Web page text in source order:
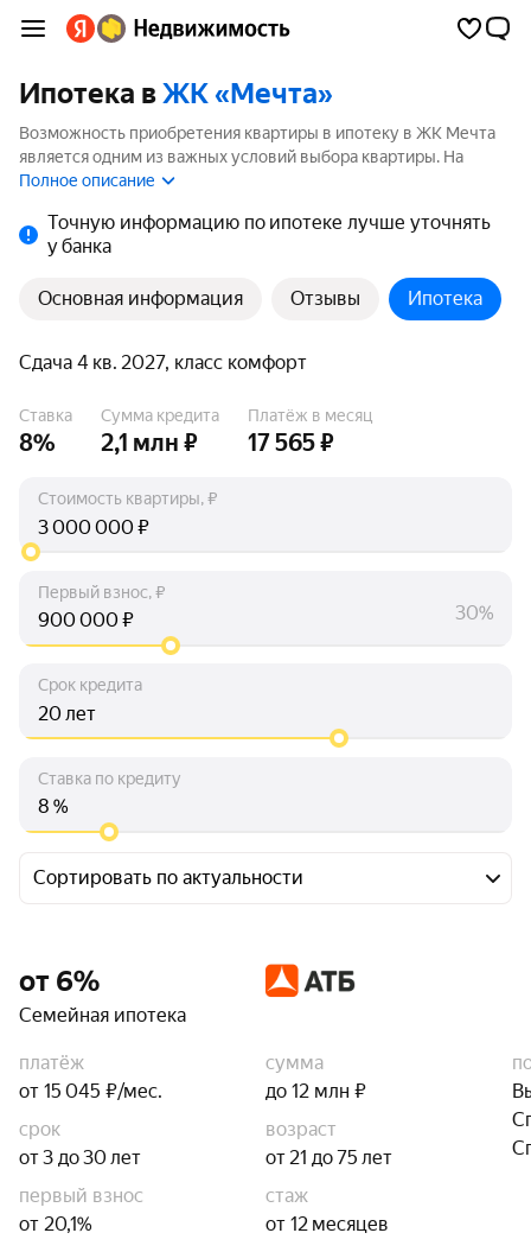
Ипотека вЖК «Мечта»
Возможность приобретения квартиры в ипотеку в ЖК Мечта
является одним из важных условий выбора квартиры. На
странице мы собрали программы кредитования банков для
Полное описание
Точную информацию по ипотеке лучше уточнять
у банка
Основная информация Отзывы Ипотека
Сдача 4 кв. 2027, класс комфорт
Ставка
8%
Сумма кредита
2,1 млн ₽
Платёж в месяц
17 565 ₽
Стоимость квартиры, ₽
₽
Первый взнос, ₽
₽ 30%
Срок кредита
лет
Ставка по кредиту
%
Сортировать по актуальности
от 6%
Семейная ипотека
платёж
от 15 045 ₽/мес.
сумма
до 12 млн ₽
срок
от 3 до 30 лет
возраст
от 21 до 75 лет
первый взнос
от 20,1%
стаж
от 12 месяцев